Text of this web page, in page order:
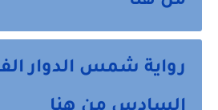
رواية شمس الدوار